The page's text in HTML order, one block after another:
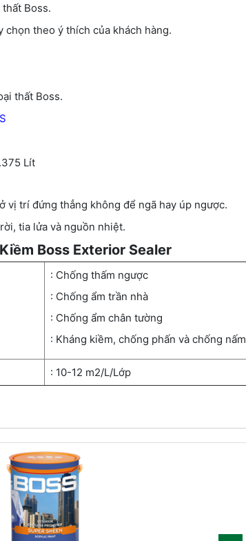
Boss.
chọn theo ý thích của khách hàng.
thất Boss.
Lít
vị trí đứng thẳng không để ngã hay úp ngược.
tia lửa và nguồn nhiệt.
Boss Exterior Sealer
: Chống thấm ngược
: Chống ẩm trần nhà
: Chống ẩm chân tường
: Kháng kiềm, chống phấn và chống nấm
: 10-12 m2/L/Lớp